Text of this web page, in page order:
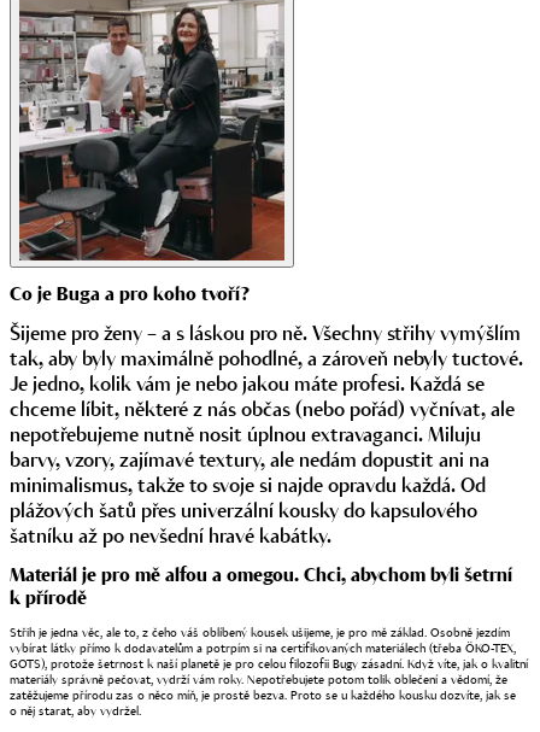
Co je Buga a pro koho tvoří?
Šijeme pro ženy – a s láskou pro ně. Všechny střihy vymýšlím
tak, aby byly maximálně pohodlné, a zároveň nebyly tuctové.
Je jedno, kolik vám je nebo jakou máte profesi. Každá se
chceme líbit, některé z nás občas (nebo pořád) vyčnívat, ale
nepotřebujeme nutně nosit úplnou extravaganci. Miluju
barvy, vzory, zajímavé textury, ale nedám dopustit ani na
minimalismus, takže to svoje si najde opravdu každá. Od
plážových šatů přes univerzální kousky do kapsulového
šatníku až po nevšední hravé kabátky.
Materiál je pro mě alfou a omegou. Chci, abychom byli šetrní
k přírodě
Střih je jedna věc, ale to, z čeho váš oblíbený kousek ušijeme, je pro mě základ. Osobně jezdím
vybírat látky přímo k dodavatelům a potrpím si na certifikovaných materiálech (třeba ÖKO-TEX,
GOTS), protože šetrnost k naší planetě je pro celou filozofii Bugy zásadní. Když víte, jak o kvalitní
materiály správně pečovat, vydrží vám roky. Nepotřebujete potom tolik oblečení a vědomí, že
zatěžujeme přírodu zas o něco míň, je prostě bezva. Proto se u každého kousku dozvíte, jak se
o něj starat, aby vydržel.